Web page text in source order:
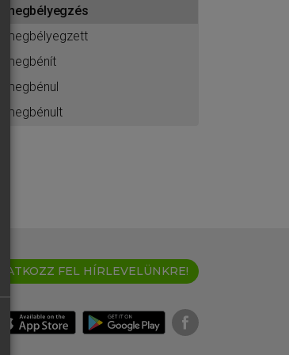
megbélyegzés
megbélyegzett
megbénít
megbénul
megbénult
IRATKOZZ FEL HÍRLEVELÜNKRE!